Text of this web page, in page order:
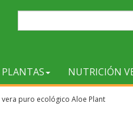
PLANTAS NUTRICIÓN
vera puro ecológico Aloe Plant